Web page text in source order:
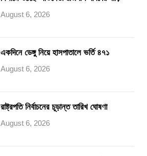
August 6, 2026
একদিনে ডেঙ্গু নিয়ে হাসপাতালে ভর্তি ৪৭১
August 6, 2026
রাষ্ট্রপতি নির্বাচনের চূড়ান্ত তারিখ ঘোষণা
August 6, 2026